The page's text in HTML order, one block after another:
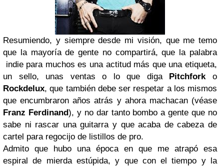
Resumiendo, y siempre desde mi visión, que me temo
que la mayoría de gente no compartirá, que la palabra
indie para muchos es una actitud más que una etiqueta,
un sello, unas ventas o lo que diga Pitchforko
Rockdelux, que también debe ser respetar a los mismos
que encumbraron años atrás y ahora machacan (véase
Franz Ferdinand), y no dar tanto bombo a gente que no
sabe ni rascar una guitarra y que acaba de cabeza de
cartel para regocijo de listillos de pro.
Admito que hubo una época en que me atrapó esa
espiral de mierda estúpida, y que con el tiempo y la